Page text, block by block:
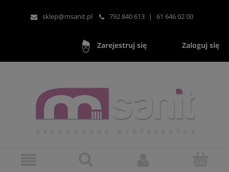
sklep@msanit.pl 792 840 613 | 61 646 02 00
Zarejestruj się Zaloguj się